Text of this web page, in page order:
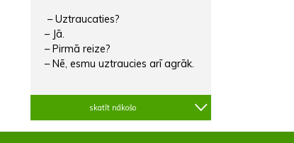
– Uztraucaties?
– Jā.
– Pirmā reize?
– Nē, esmu uztraucies arī agrāk.
skatīt nākošo